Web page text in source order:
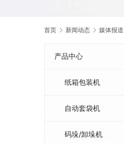
首页 新闻动态 媒体报道
产品中心
纸箱包装机
自动套袋机
码垛/卸垛机